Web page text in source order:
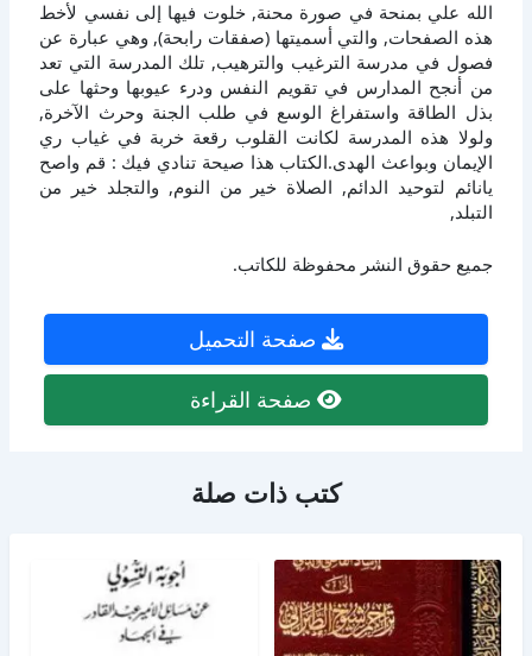
الله علي بمنحة في صورة محنة, خلوت فيها إلى نفسي لأخط
هذه الصفحات, والتي أسميتها (صفقات رابحة), وهي عبارة عن
فصول في مدرسة الترغيب والترهيب, تلك المدرسة التي تعد
من أنجح المدارس في تقويم النفس ودرء عيوبها وحثها على
بذل الطاقة واستفراغ الوسع في طلب الجنة وحرث الآخرة,
ولولا هذه المدرسة لكانت القلوب رقعة خربة في غياب ري
الإيمان وبواعث الهدى.الكتاب هذا صيحة تنادي فيك : قم واصح
يانائم لتوحيد الدائم, الصلاة خير من النوم, والتجلد خير من
التبلد,
جميع حقوق النشر محفوظة للكاتب.
صفحة التحميل
صفحة القراءة
كتب ذات صلة